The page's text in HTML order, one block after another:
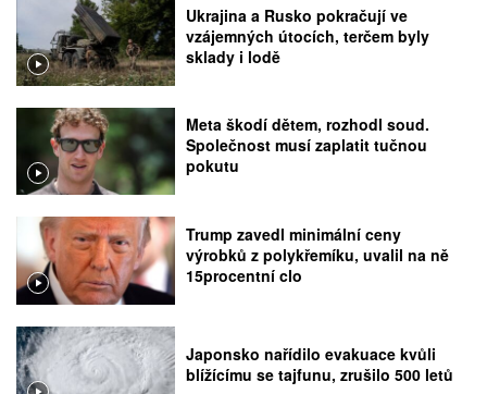
Ukrajina a Rusko pokračují ve
vzájemných útocích, terčem byly
sklady i lodě
Meta škodí dětem, rozhodl soud.
Společnost musí zaplatit tučnou
pokutu
Trump zavedl minimální ceny
výrobků z polykřemíku, uvalil na ně
15procentní clo
Japonsko nařídilo evakuace kvůli
blížícímu se tajfunu, zrušilo 500 letů